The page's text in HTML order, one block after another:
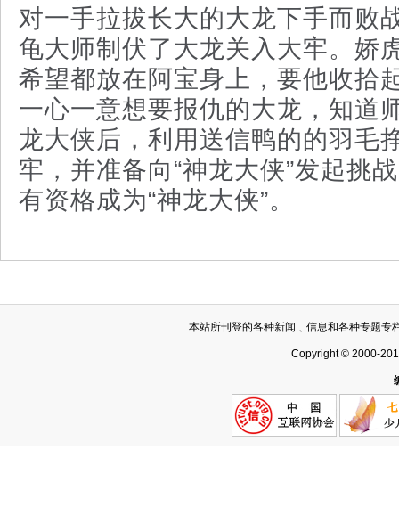
对一手拉拔长大的大龙下手而败
龟大师制伏了大龙关入大牢。娇
希望都放在阿宝身上，要他收拾
一心一意想要报仇的大龙，知道
龙大侠后，利用送信鸭的的羽毛
牢，并准备向“神龙大侠”发起挑
有资格成为“神龙大侠”。
本站所刊登的各种新闻﹑信息和各种专题专
Copyright © 2000-